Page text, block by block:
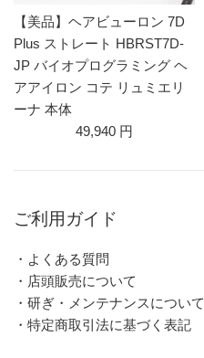
【美品】ヘアビューロン 7D
Plus ストレート HBRST7D-
JP バイオプログラミング ヘ
アアイロン コテ リュミエリ
ーナ 本体
49,940 円
ご利用ガイド
・よくある質問
・店頭販売について
・研ぎ・メンテナンスについて
・特定商取引法に基づく表記